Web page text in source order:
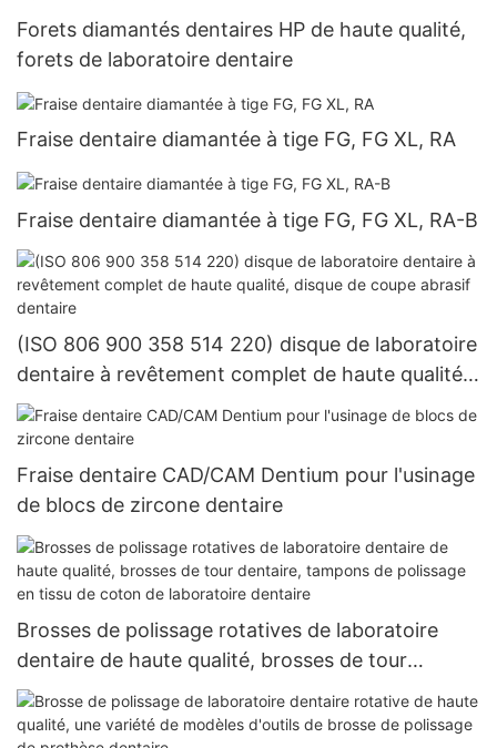
Forets diamantés dentaires HP de haute qualité,
forets de laboratoire dentaire
Fraise dentaire diamantée à tige FG, FG XL, RA
Fraise dentaire diamantée à tige FG, FG XL, RA-B
(ISO 806 900 358 514 220) disque de laboratoire
dentaire à revêtement complet de haute qualité,
disque de coupe abrasif dentaire
Fraise dentaire CAD/CAM Dentium pour l'usinage
de blocs de zircone dentaire
Brosses de polissage rotatives de laboratoire
dentaire de haute qualité, brosses de tour
dentaire, tampons de polissage en tissu de coton
de laboratoire dentaire